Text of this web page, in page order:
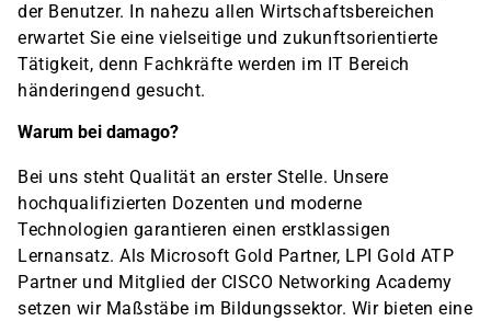
der Benutzer. In nahezu allen Wirtschaftsbereichen
erwartet Sie eine vielseitige und zukunftsorientierte
Tätigkeit, denn Fachkräfte werden im IT Bereich
händeringend gesucht.
Warum bei damago?
Bei uns steht Qualität an erster Stelle. Unsere
hochqualifizierten Dozenten und moderne
Technologien garantieren einen erstklassigen
Lernansatz. Als Microsoft Gold Partner, LPI Gold ATP
Partner und Mitglied der CISCO Networking Academy
setzen wir Maßstäbe im Bildungssektor. Wir bieten eine